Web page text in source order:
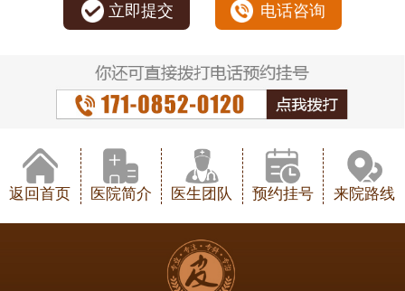
立即提交 电话咨询
返回首页 医院简介 医生团队 预约挂号 来院路线